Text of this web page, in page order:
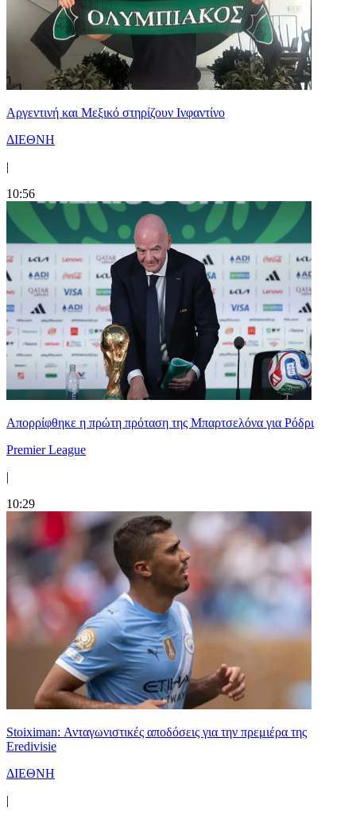
Αργεντινή και Μεξικό στηρίζουν Ινφαντίνο
ΔΙΕΘΝΗ
|
10:56
Απορρίφθηκε η πρώτη πρόταση της Μπαρτσελόνα για Ρόδρι
Premier League
|
10:29
Stoiximan: Ανταγωνιστικές αποδόσεις για την πρεμιέρα της
Eredivisie
ΔΙΕΘΝΗ
|